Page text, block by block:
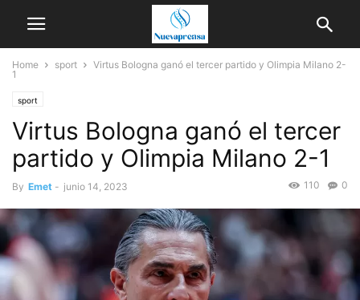
Home sport
Virtus Bologna ganó el tercer partido y Olimpia Milano 2-
1
sport
Virtus Bologna ganó el tercer
partido y Olimpia Milano 2-1
By Emet - junio 14, 2023 0
110